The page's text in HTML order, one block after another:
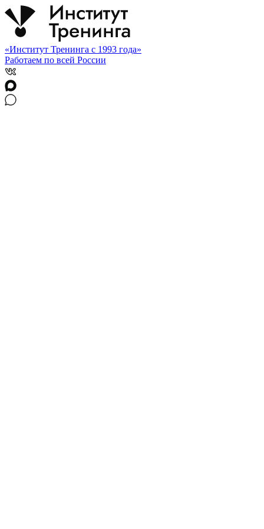
«Институт Тренинга с 1993 года»
Работаем по всей России